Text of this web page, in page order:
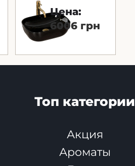
Цена:
6006 грн
Топ категории
Акция
Ароматы